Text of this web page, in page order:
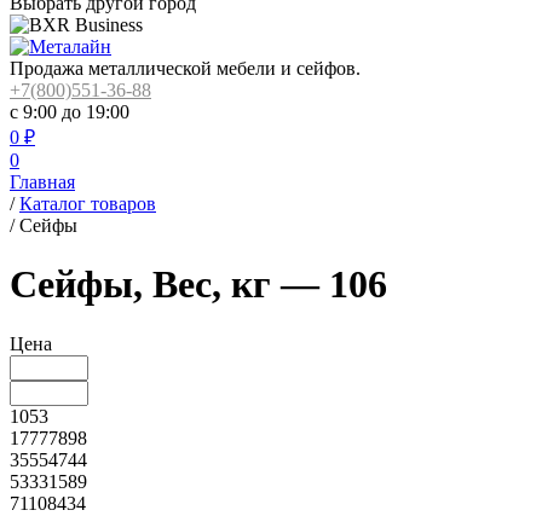
Продажа металлической мебели и сейфов.
+7(800)551-36-88
с 9:00 до 19:00
0 ₽
0
Главная
/ Каталог товаров
/ Сейфы
Сейфы, Вес, кг — 106
Цена
1053
17777898
35554744
53331589
71108434